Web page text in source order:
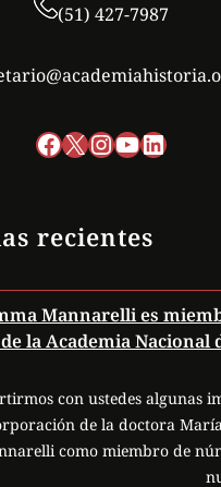
(51) 427-7987
Facebook
X Instagram
YouTube
recientes
Mannarelli es
la Academia Nacional
con ustedes algunas
de la doctora
como miembro de